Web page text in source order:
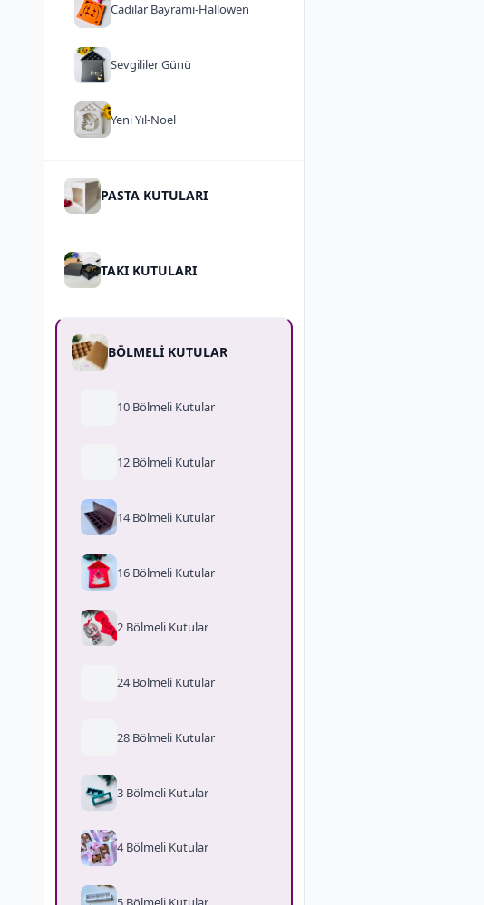
Cadılar Bayramı-Hallowen
Sevgililer Günü
Yeni Yıl-Noel
PASTA KUTULARI
TAKI KUTULARI
BÖLMELİ KUTULAR
10 Bölmeli Kutular
12 Bölmeli Kutular
14 Bölmeli Kutular
16 Bölmeli Kutular
2 Bölmeli Kutular
24 Bölmeli Kutular
28 Bölmeli Kutular
3 Bölmeli Kutular
4 Bölmeli Kutular